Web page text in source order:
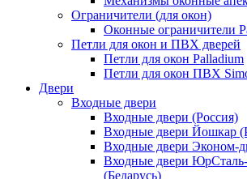
Ограничители (для окон)
Оконные ограничители
Петли для окон и ПВХ дверей
Петли для окон Palladium
Петли для окон ПВХ
Двери
Входные двери
Входные двери (Россия)
Входные двери Йошкар
Входные двери Эконом-
Входные двери
(Беларусь)